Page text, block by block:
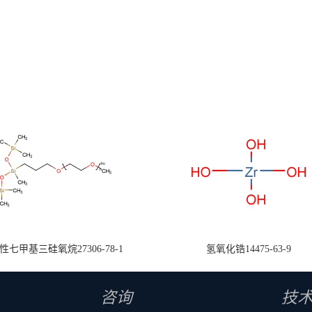
七甲基三硅氧烷27306-78-1 氢氧化锆14475-63-9
咨询 技